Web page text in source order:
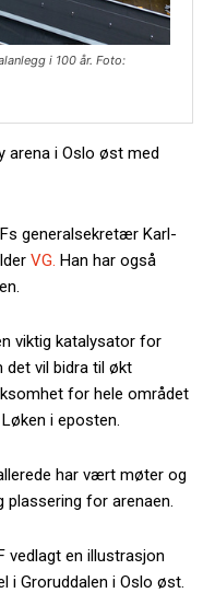
i 100 år. Foto:
arena i Oslo øst med
generalsekretær Karl-
VG. Han har også
viktig katalysator for
det vil bidra til økt
for hele området
i eposten.
har vært møter og
for arenaen.
vedlagt en illustrasjon
i Groruddalen i Oslo øst.